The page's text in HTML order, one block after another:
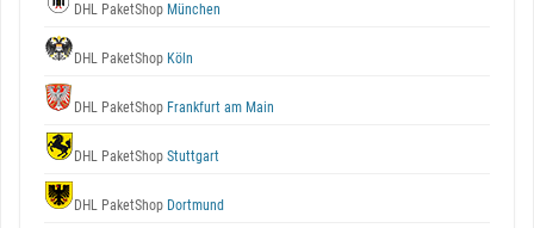
DHL PaketShop München
DHL PaketShop Köln
DHL PaketShop Frankfurt am Main
DHL PaketShop Stuttgart
DHL PaketShop Dortmund